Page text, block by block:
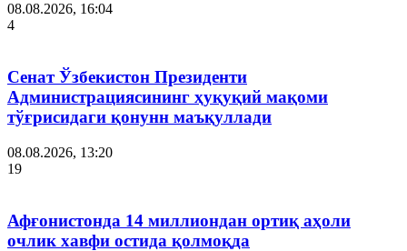
08.08.2026, 16:04
4
Сенат Ўзбекистон Президенти
Администрациясининг ҳуқуқий мақоми
тўғрисидаги қонунн маъқуллади
08.08.2026, 13:20
19
Афғонистонда 14 миллиондан ортиқ аҳоли
очлик хавфи остида қолмоқда